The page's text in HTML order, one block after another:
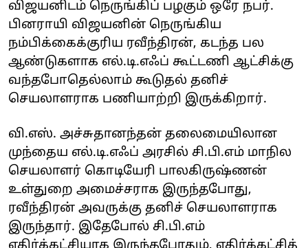
விஜயனிடம் நெருங்கிப் பழகும் ஒரே நபர்.
பினராயி விஜயனின் நெருங்கிய
நம்பிக்கைக்குரிய ரவீந்திரன், கடந்த பல
ஆண்டுகளாக எல்.டி.எஃப் கூட்டணி ஆட்சிக்கு
வந்தபோதெல்லாம் கூடுதல் தனிச்
செயலாளராக பணியாற்றி இருக்கிறார்.
வி.எஸ். அச்சுதானந்தன் தலைமையிலான
முந்தைய எல்.டி.எஃப் அரசில் சி.பி.எம் மாநில
செயலாளர் கொடியேரி பாலகிருஷ்ணன்
உள்துறை அமைச்சராக இருந்தபோது,
ரவீந்திரன் அவருக்கு தனிச் செயலாளராக
இருந்தார். இதேபோல் சி.பி.எம்